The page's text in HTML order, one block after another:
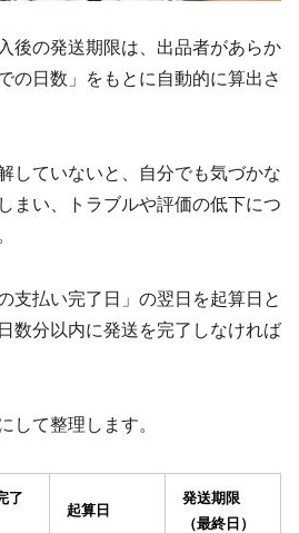
後の発送期限は、出品者があらか
の日数」をもとに自動的に算出さ
していないと、自分でも気づかな
まい、トラブルや評価の低下につ
支払い完了日」の翌日を起算日と
数分以内に発送を完了しなければ
して整理します。
了
起算日
発送期限
（最終日）